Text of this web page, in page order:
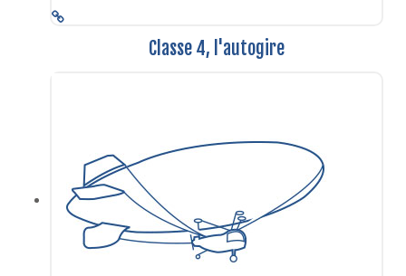
Classe 4, l'autogire